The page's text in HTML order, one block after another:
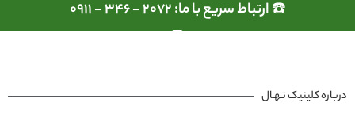
☎️ ارتباط سریع با ما: 2072 - 346 - 0911
درباره کلینیک نـهـال